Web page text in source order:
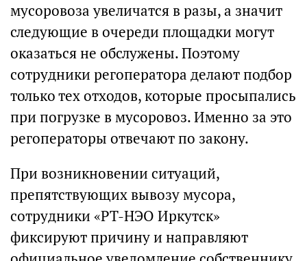
мусоровоза увеличатся в разы, а значит
следующие в очереди площадки могут
оказаться не обслужены. Поэтому
сотрудники регоператора делают подбор
только тех отходов, которые просыпались
при погрузке в мусоровоз. Именно за это
регоператоры отвечают по закону.
При возникновении ситуаций,
препятствующих вывозу мусора,
сотрудники «РТ-НЭО Иркутск»
фиксируют причину и направляют